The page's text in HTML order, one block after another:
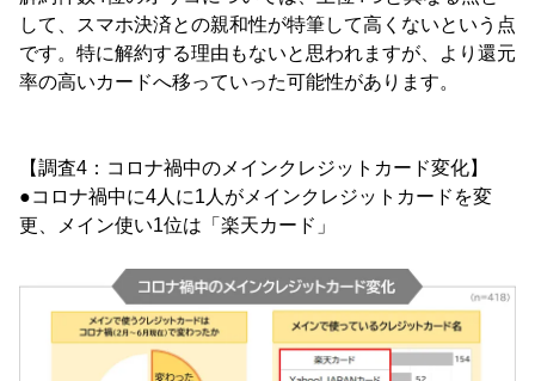
して、スマホ決済との親和性が特筆して高くないという点
です。特に解約する理由もないと思われますが、より還元
率の高いカードへ移っていった可能性があります。
【調査4：コロナ禍中のメインクレジットカード変化】
●コロナ禍中に4人に1人がメインクレジットカードを変
更、メイン使い1位は「楽天カード」